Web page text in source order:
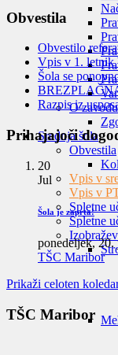
O zavodu
Srednja šola
Obvestila
Vpis v
Vpis v
Spletne
Spletne
Obvestila
Obvestilo
Vpis v 1. letnik
Šola se
Razpis iz
Prihajajoči
20
Jul
Šola je zaprta!
ponedeljek,
TŠC Maribor
Prikaži celoten
TŠC Maribor